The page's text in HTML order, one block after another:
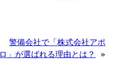
警備会社で「株式会社アポ
ロ」が選ばれる理由とは？
»